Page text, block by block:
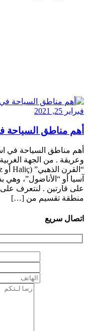
فبراير 25, 2021
أهم مناطق السياحة
أهم مناطق السياحة في
وعريقة . من الجهة
آسيا أو “الأناضول”، وهي
منطقة تقسيم من […]
اتصال سريع